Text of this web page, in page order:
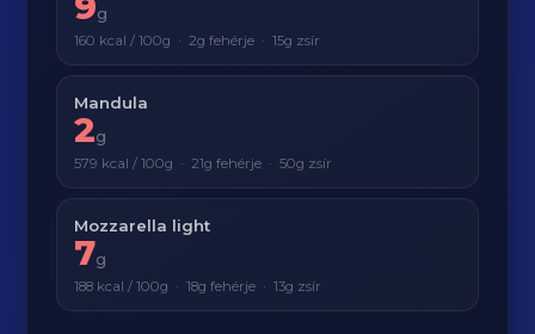
g
160 kcal / 100g · 2g fehérje · 15g zsír
Mandula
2g
579 kcal / 100g · 21g fehérje · 50g zsír
Mozzarella light
7g
188 kcal / 100g · 18g fehérje · 13g zsír